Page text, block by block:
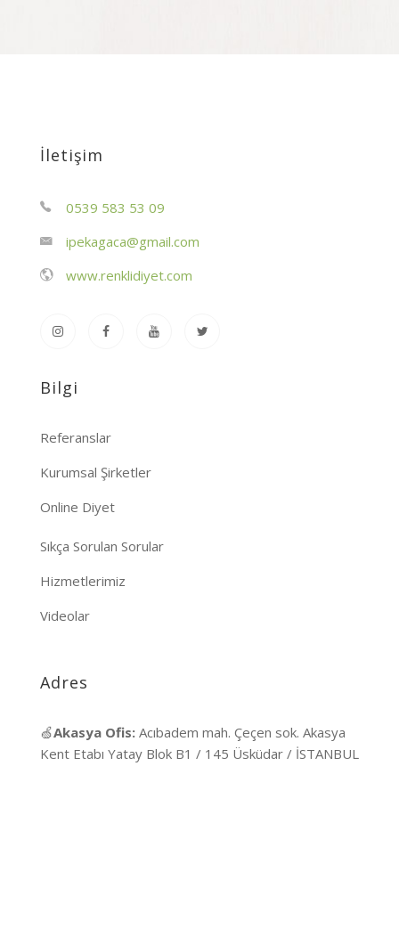
İletişim
0539 583 53 09
ipekagaca@gmail.com
www.renklidiyet.com
Bilgi
Referanslar
Kurumsal Şirketler
Online Diyet
Sıkça Sorulan Sorular
Hizmetlerimiz
Videolar
Adres
🍏Akasya Ofis: Acıbadem mah. Çeçen sok. Akasya
Kent Etabı Yatay Blok B1 / 145 Üsküdar / İSTANBUL